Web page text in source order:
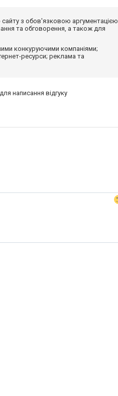
з обов'язковою аргументацією
та обговорення, а також для
конкуруючими компаніями;
ресурси; реклама та
для написання відгуку